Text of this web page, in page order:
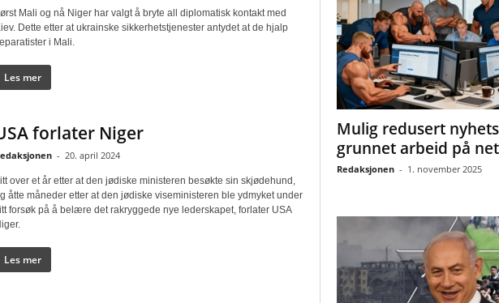
Mali og nå Niger har valgt å bryte all diplomatisk kontakt med
Dette etter at ukrainske sikkerhetstjenester antydet at de hjalp
i Mali.
Les mer
forlater Niger
- 20. april 2024
over et år etter at den jødiske ministeren besøkte sin skjødehund,
åtte måneder etter at den jødiske viseministeren ble ydmyket under
forsøk på å belære det rakryggede nye lederskapet, forlater USA
Les mer
Mulig redusert
grunnet arbeid på
Redaksjonen - 1. november 2025